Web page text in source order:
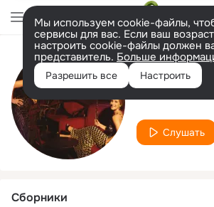
Мы используем cookie-файлы,
сервисы для вас. Если ваш
настроить cookie-файлы должен
представитель. Больше
Разрешить все Настроить
Исполнитель
Patrícia
Слушать
Сборники